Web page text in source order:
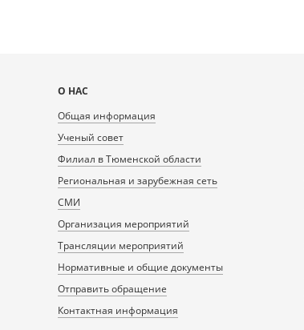
Карта
сайта
О НАС
Общая информация
Ученый совет
Филиал в Тюменской области
Региональная и зарубежная сеть
СМИ
Организация мероприятий
Трансляции мероприятий
Нормативные и общие документы
Отправить обращение
Контактная информация